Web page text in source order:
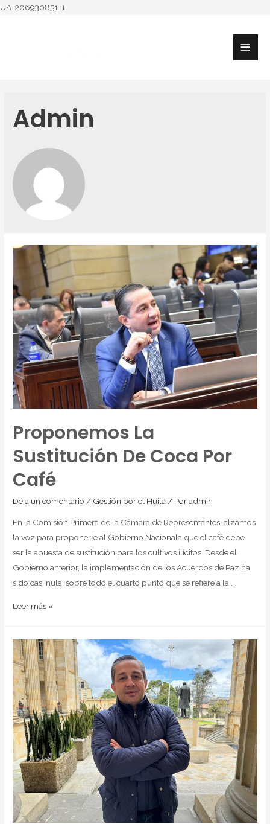
UA-206930851-1
Admin
Proponemos La
Sustitución De Coca Por
Café
Deja un comentario / Gestión por el Huila / Poradmin
En la Comisión Primera de la Cámara de Representantes, alzamos
la voz para proponerle al Gobierno Nacionala que el café debe
ser la apuesta de sustitución para los cultivos ilícitos. Desde el
Gobierno anterior, la implementación de los Acuerdos de Paz ha
sido casi nula, sobre todo el cuarto punto que se refiere a la …
Leer más »